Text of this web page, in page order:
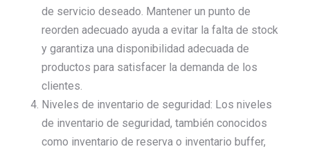
de servicio deseado. Mantener un punto de
reorden adecuado ayuda a evitar la falta de stock
y garantiza una disponibilidad adecuada de
productos para satisfacer la demanda de los
clientes.
Niveles de inventario de seguridad: Los niveles
de inventario de seguridad, también conocidos
como inventario de reserva o inventario buffer,